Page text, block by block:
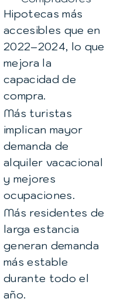
Hipotecas más
accesibles que en
2022–2024, lo que
mejora la
capacidad de
compra.
Más turistas
implican mayor
demanda de
alquiler vacacional
y mejores
ocupaciones.
Más residentes de
larga estancia
generan demanda
más estable
durante todo el
año.